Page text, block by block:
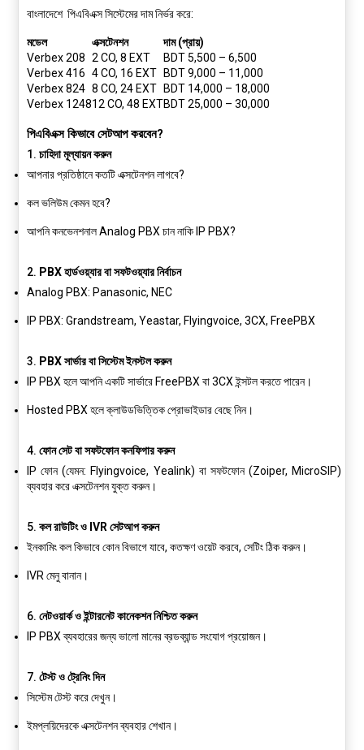
বাংলাদেশে পিএবিএক্স সিস্টেমের দামনির্ভর করে:
মডেল এক্সটেনশন
দাম (প্রায়)
Verbex 208 2 CO, 8 EXT
BDT 5,500 – 6,500
Verbex 416 4 CO, 16 EXT
BDT 9,000 – 11,000
Verbex 824 8 CO, 24 EXT
BDT 14,000 – 18,000
Verbex 124812 CO, 48 EXTBDT 25,000 – 30,000
পিএবিএক্স কিভাবে সেটআপ করবেন?
1.চাহিদা মূল্যায়ন করুন
আপনার প্রতিষ্ঠানে কতটি এক্সটেনশন লাগবে?
কল ভলিউম কেমন হবে?
আপনি কনভেনশনাল Analog PBX চান নাকি IP PBX?
2. PBX হার্ডওয়্যার বা সফটওয়্যার নির্বাচন
Analog PBX: Panasonic, NEC
IP PBX: Grandstream, Yeastar, Flyingvoice, 3CX, FreePBX
3. PBX সার্ভার বা সিস্টেম ইনস্টল করুন
IP PBX হলে আপনি একটি সার্ভারে FreePBX বা 3CX ইন্সটল করতে পারেন।
Hosted PBX হলে ক্লাউডভিত্তিক প্রোভাইডার বেছে নিন।
4.ফোন সেট বা সফটফোন কনফিগার করুন
IP ফোন (যেমন: Flyingvoice, Yealink) বা সফটফোন (Zoiper, MicroSIP)
ব্যবহার করে এক্সটেনশন যুক্ত করুন।
5.কল রাউটিং ও IVR সেটআপ করুন
ইনকামিং কল কিভাবে কোন বিভাগে যাবে, কতক্ষণ ওয়েট করবে, সেটিং ঠিক করুন।
IVR মেনু বানান।
6.নেটওয়ার্ক ও ইন্টারনেট কানেকশন নিশ্চিত করুন
IP PBX ব্যবহারের জন্য ভালো মানের ব্রডব্যান্ড সংযোগ প্রয়োজন।
7.টেস্ট ও ট্রেনিং দিন
সিস্টেম টেস্ট করে দেখুন।
ইমপ্লয়িদেরকে এক্সটেনশন ব্যবহার শেখান।